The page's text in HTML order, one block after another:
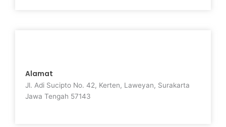
Alamat
Jl. Adi Sucipto No. 42, Kerten, Laweyan, Surakarta
Jawa Tengah 57143